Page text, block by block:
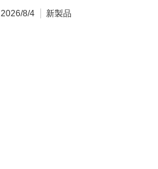
2026/8/4 新製品